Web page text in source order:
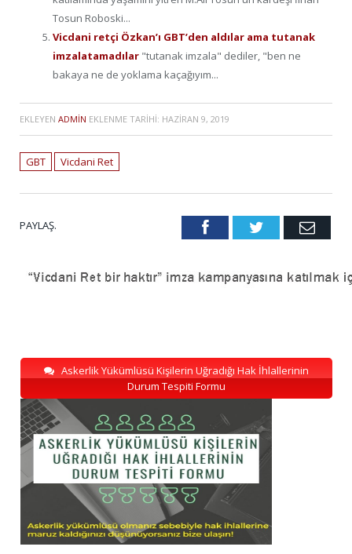
Tosun Roboski...
Vicdani retçi Özkan’ı GBT’den aldılar ama tutanak
imzalatamadılar "tutanak imzala" dediler, "ben ne
bakaya ne de yoklama kaçağıyım...
EKLEYEN ADMIN EKLENME TARIHI: HAZIRAN 9, 2019
GBT Vicdani Ret
PAYLAŞ. FacebookTwitter Email
Askerlik Yükümlüsü Kişilerin Uğradığı Hak İhlallerinin
Durum Tespiti Formu